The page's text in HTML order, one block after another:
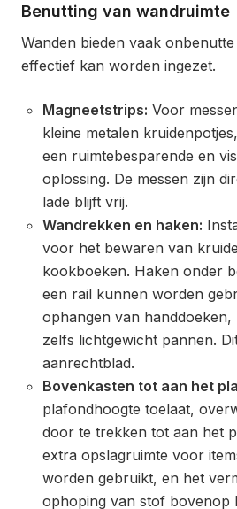
Benutting van wandruimte
Wanden bieden vaak
effectief kan worden ingezet.
Magneetstrips: Voor
kleine metalen
een ruimtebesparende en
oplossing. De messen zijn
lade blijft vrij.
Wandrekken en haken:
voor het bewaren van
kookboeken. Haken onder
een rail kunnen worden
ophangen van
zelfs lichtgewicht pannen.
aanrechtblad.
Bovenkasten tot aan het
plafondhoogte toelaat,
door te trekken tot aan het
extra opslagruimte voor
worden gebruikt, en het
ophoping van stof bovenop